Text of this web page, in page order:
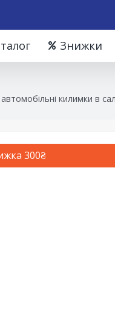
Знижки
килимки в
300₴